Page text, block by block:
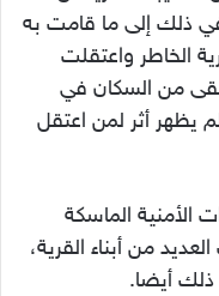
في ذلك إلى ما قامت به
قرية الخاطر واعتقلت
من السكان في
يظهر أثر لمن اعتقل
الماسكة
اللواء 17 واعتقلت العديد من أبناء القرية،
أيضا.